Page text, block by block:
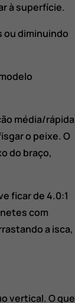
à superfície.
ou diminuindo
média/rápida
o peixe. O
do braço,
ficar de 4.0:1
com
a isca,
vertical. O que